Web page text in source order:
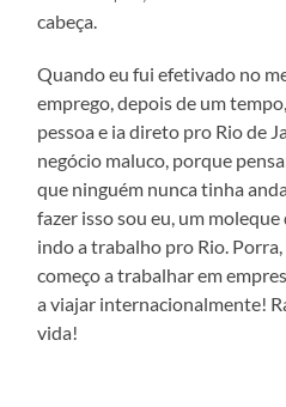
cabeça.
Quando eu fui efetivado no
emprego, depois de um
pessoa e ia direto pro Rio de
negócio maluco, porque
que ninguém nunca tinha
fazer isso sou eu, um
indo a trabalho pro Rio.
começo a trabalhar em
a viajar internacionalmente!
vida!